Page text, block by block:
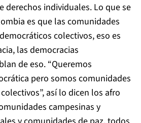
derechos individuales. Lo que se
es que las comunidades
colectivos, eso es
las democracias
de eso. “Queremos
pero somos comunidades
así lo dicen los afro
campesinas y